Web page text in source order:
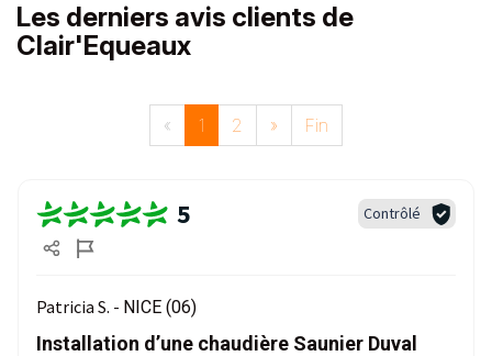
Les derniers avis clients de
Clair'Equeaux
« 1 2 » Fin
5 Contrôlé
Patricia S. - NICE (06)
Installation d’une chaudière Saunier Duval